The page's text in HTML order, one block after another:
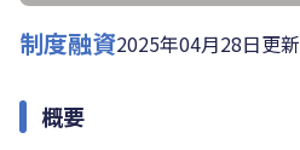
制度融資2025年04月28日更新
概要